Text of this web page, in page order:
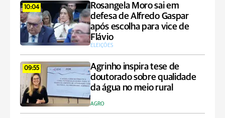
10:04
Rosangela Moro sai em
defesa de Alfredo Gaspar
após escolha para vice de
Flávio
ELEIÇÕES
09:55
Agrinho inspira tese de
doutorado sobre qualidade
da água no meio rural
AGRO